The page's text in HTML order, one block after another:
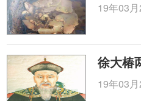
19年03月
徐大椿
19年03月